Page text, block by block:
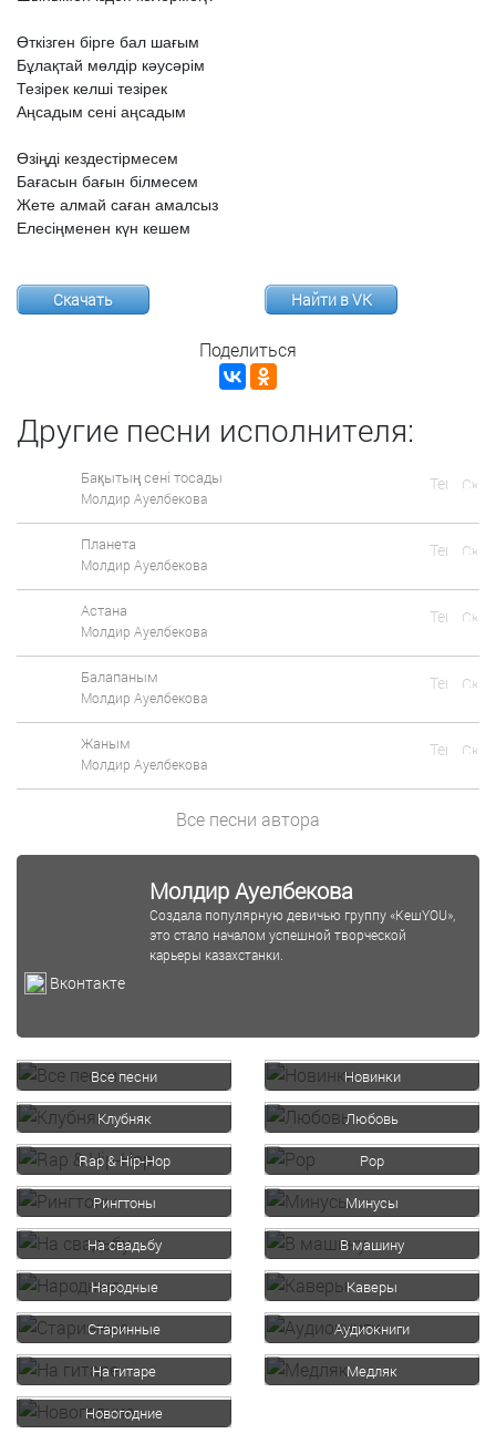
Өткізген бірге бал шағым
Бұлақтай мөлдір кəусəрім
Тезірек келші тезірек
Аңсадым сені аңсадым
Өзіңді кездестірмесем
Бағасын бағын білмесем
Жете алмай саған амалсыз
Елесіңменен күн кешем
Скачать Найти в VK
Поделиться
Другие песни исполнителя:
Бақытың сені тосады
Молдир Ауелбекова
Планета
Молдир Ауелбекова
Астана
Молдир Ауелбекова
Балапаным
Молдир Ауелбекова
Жаным
Молдир Ауелбекова
Все песни автора
Молдир Ауелбекова
Создала популярную девичью группу «КешYOU»,
это стало началом успешной творческой
карьеры казахстанки.
Вконтакте
Все песни Новинки
Клубняк Любовь
Rap & Hip-Hop Pop
Рингтоны Минусы
На свадьбу В машину
Народные Каверы
Старинные Аудиокниги
На гитаре Медляк
Новогодние